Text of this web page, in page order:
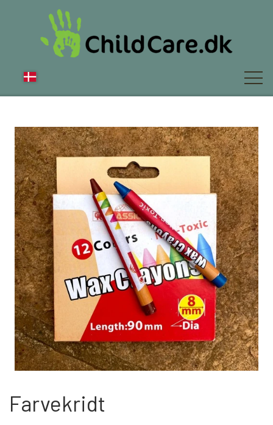
OM OS
NYT
FAQ
BLIV FADDER
WEBSHOP
Farvekridt